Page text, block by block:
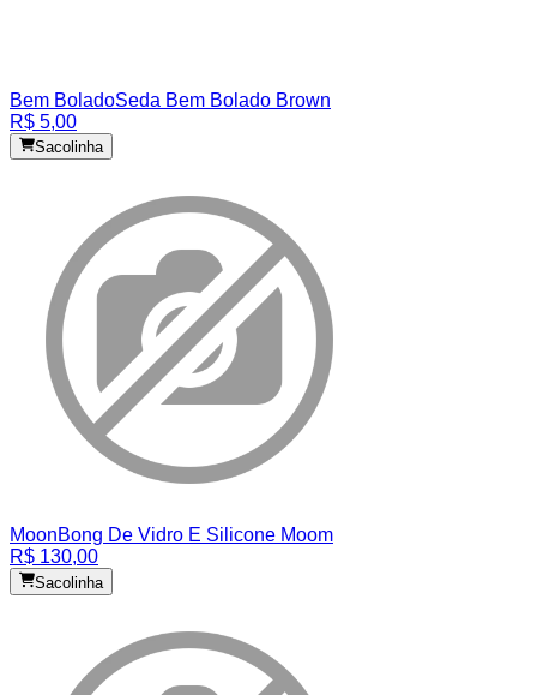
Bem BoladoSeda Bem Bolado Brown
R$ 5,00
Sacolinha
MoonBong De Vidro E Silicone Moom
R$ 130,00
Sacolinha